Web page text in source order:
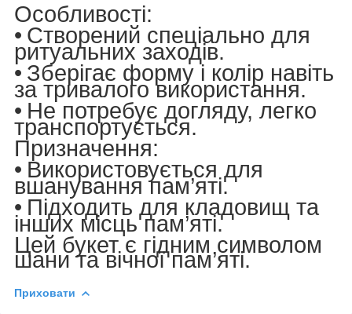
Особливості:
• Створений спеціально для
ритуальних заходів.
• Зберігає форму і колір навіть
за тривалого використання.
• Не потребує догляду, легко
транспортується.
Призначення:
• Використовується для
вшанування пам’яті.
• Підходить для кладовищ та
інших місць пам’яті.
Цей букет є гідним символом
шани та вічної пам’яті.
Приховати